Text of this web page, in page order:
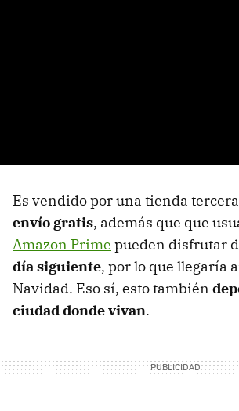
Es vendido por una tienda
envío gratis, además que que
Amazon Prime pueden disfrutar
día siguiente, por lo que llegaría
Navidad. Eso sí, esto también
ciudad donde vivan.